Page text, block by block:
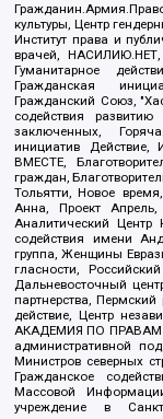
культуры, Центр
Институт права и
врачей,
Гуманитарное
Гражданская
Гражданский Союз,
содействия
заключенных,
инициатив Действие,
ВМЕСТЕ,
граждан,
Тольятти, Новое
Анна, Проект
Аналитический
содействия имени
группа, Женщины
гласности,
Дальневосточный
партнерства,
действие, Центр
АКАДЕМИЯ ПО ПРАВАМ
административной
Министров северных
Гражданское
Массовой
учреждение в